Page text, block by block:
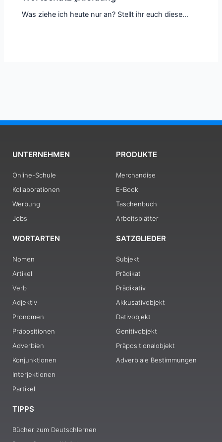
Was ziehe ich heute nur an? Stellt ihr euch diese…
UNTERNEHMEN
Online-Schule
Kollaborationen
Werbung
Jobs
PRODUKTE
Merchandise
E-Book
Taschenbuch
Arbeitsblätter
WORTARTEN
Nomen
Artikel
Verb
Adjektiv
Pronomen
Präpositionen
Adverbien
Konjunktionen
Interjektionen
Partikel
SATZGLIEDER
Subjekt
Prädikat
Prädikativ
Akkusativobjekt
Dativobjekt
Genitivobjekt
Präpositionalobjekt
Adverbiale Bestimmungen
TIPPS
Bücher zum Deutschlernen